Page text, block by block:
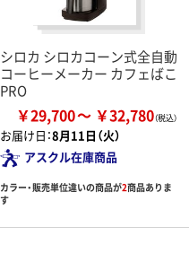
シロカ シロカコーン式全自動
コーヒーメーカー カフェばこ
PRO
￥29,700 ￥32,780
お届け日：8月11日（火）
アスクル在庫商品
カラー・販売単位違いの商品が2商品ありま
す